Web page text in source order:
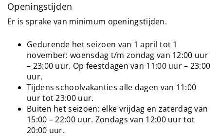
Openingstijden
Er is sprake van minimum openingstijden.
Gedurende het seizoen van 1 april tot 1
november: woensdag t/m zondag van 12:00 uur
– 23:00 uur. Op feestdagen van 11:00 uur – 23:00
uur.
Tijdens schoolvakanties alle dagen van 11:00
uur tot 23:00 uur.
Buiten het seizoen: elke vrijdag en zaterdag van
15:00 – 22:00 uur. Zondags van 12:00 uur tot
20:00 uur.